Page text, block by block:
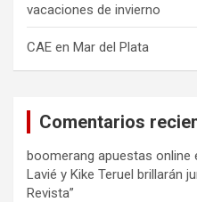
vacaciones de invierno
CAE en Mar del Plata
Comentarios
boomerang apuestas online
Lavié y Kike Teruel brillarán
Revista”